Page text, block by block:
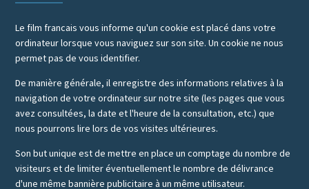
Le film francais vous informe qu'un cookie est placé dans votre
ordinateur lorsque vous naviguez sur son site. Un cookie ne nous
permet pas de vous identifier.
De manière générale, il enregistre des informations relatives à la
navigation de votre ordinateur sur notre site (les pages que vous
avez consultées, la date et l'heure de la consultation, etc.) que
nous pourrons lire lors de vos visites ultérieures.
Son but unique est de mettre en place un comptage du nombre de
visiteurs et de limiter éventuellement le nombre de délivrance
d'une même bannière publicitaire à un même utilisateur.